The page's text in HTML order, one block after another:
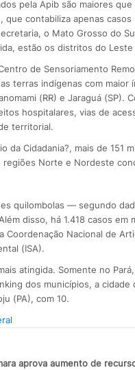
pela Apib são maiores
que contabiliza apenas
o Mato Grosso do
estão os distritos do Leste
de Sensoriamento
terras indígenas com
(RR) e Jaraguá
hospitalares, vias de
territorial.
da Cidadania?, mais de 151
Norte e Nordeste
quilombolas — segundo
disso, há 1.418 casos
Coordenação Nacional de
(ISA).
atingida. Somente no
dos municípios, a
(PA), com 10.
aprova aumento de